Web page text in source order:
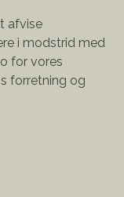
afvise
i modstrid med
for vores
forretning og